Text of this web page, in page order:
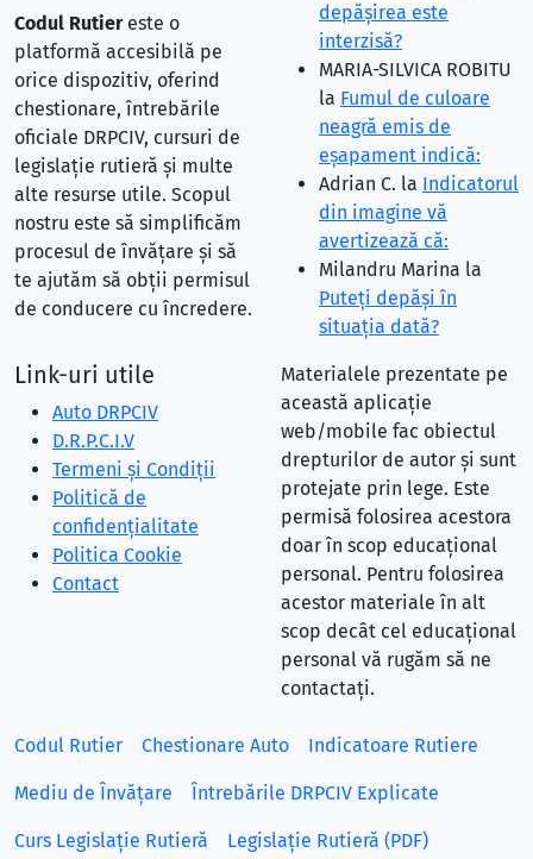
Codul Rutiereste o
platformă accesibilă pe
orice dispozitiv, oferind
chestionare, întrebările
oficiale DRPCIV, cursuri de
legislație rutieră și multe
alte resurse utile. Scopul
nostru este să simplificăm
procesul de învățare și să
te ajutăm să obții permisul
de conducere cu încredere.
depăşirea este
interzisă?
MARIA-SILVICA ROBITU
la Fumul de culoare
neagră emis de
eşapament indică:
Adrian C. la Indicatorul
din imagine vă
avertizează că:
Milandru Marina la
Puteţi depăşi în
situaţia dată?
Link-uri utile
Auto DRPCIV
D.R.P.C.I.V
Termeni și Condiții
Politică de
confidențialitate
Politica Cookie
Contact
Materialele prezentate pe
această aplicație
web/mobile fac obiectul
drepturilor de autor și sunt
protejate prin lege. Este
permisă folosirea acestora
doar în scop educațional
personal. Pentru folosirea
acestor materiale în alt
scop decât cel educațional
personal vă rugăm să ne
contactați.
Codul Rutier Chestionare Auto Indicatoare Rutiere
Mediu de Învățare Întrebările DRPCIV Explicate
Curs Legislație Rutieră Legislație Rutieră (PDF)